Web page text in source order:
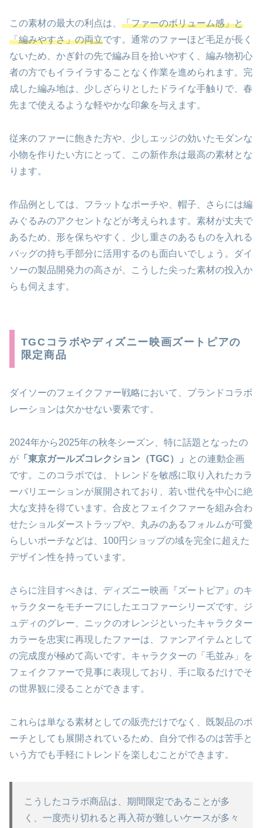
この素材の最大の利点は、 「ファーのボリューム感」と
「編みやすさ」の両立です。通常のファーほど毛足が長く
ないため、かぎ針の先で編み目を拾いやすく、編み物初心
者の方でもイライラすることなく作業を進められます。完
成した編み地は、少しざらりとしたドライな手触りで、春
先まで使えるような軽やかな印象を与えます。
従来のファーに飽きた方や、少しエッジの効いたモダンな
小物を作りたい方にとって、この新作糸は最高の素材とな
ります。
作品例としては、フラットなポーチや、帽子、さらには編
みぐるみのアクセントなどが考えられます。素材が丈夫で
あるため、形を保ちやすく、少し重さのあるものを入れる
バッグの持ち手部分に活用するのも面白いでしょう。ダイ
ソーの製品開発力の高さが、こうした尖った素材の投入か
らも伺えます。
TGCコラボやディズニー映画ズートピアの
限定商品
ダイソーのフェイクファー戦略において、ブランドコラボ
レーションは欠かせない要素です。
2024年から2025年の秋冬シーズン、特に話題となったの
が 「東京ガールズコレクション（TGC）」
との連動企画
です。このコラボでは、トレンドを敏感に取り入れたカラ
ーバリエーションが展開されており、若い世代を中心に絶
大な支持を得ています。合皮とフェイクファーを組み合わ
せたショルダーストラップや、丸みのあるフォルムが可愛
らしいポーチなどは、100円ショップの域を完全に超えた
デザイン性を持っています。
さらに注目すべきは、ディズニー映画『ズートピア』のキ
ャラクターをモチーフにしたエコファーシリーズです。ジ
ュディのグレー、ニックのオレンジといったキャラクター
カラーを忠実に再現したファーは、ファンアイテムとして
の完成度が極めて高いです。キャラクターの「毛並み」を
フェイクファーで見事に表現しており、手に取るだけでそ
の世界観に浸ることができます。
これらは単なる素材としての販売だけでなく、既製品のポ
ーチとしても展開されているため、自分で作るのは苦手と
いう方でも手軽にトレンドを楽しむことができます。
こうしたコラボ商品は、期間限定であることが多
く、一度売り切れると再入荷が難しいケースが多々